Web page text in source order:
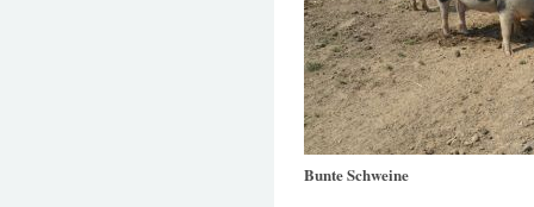
Bunte Schweine